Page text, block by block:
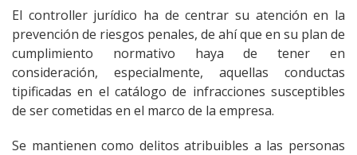
El controller jurídico ha de centrar su atención en la
prevención de riesgos penales, de ahí que en su plan de
cumplimiento normativo haya de tener en
consideración, especialmente, aquellas conductas
tipificadas en el catálogo de infracciones susceptibles
de ser cometidas en el marco de la empresa.
Se mantienen como delitos atribuibles a las personas